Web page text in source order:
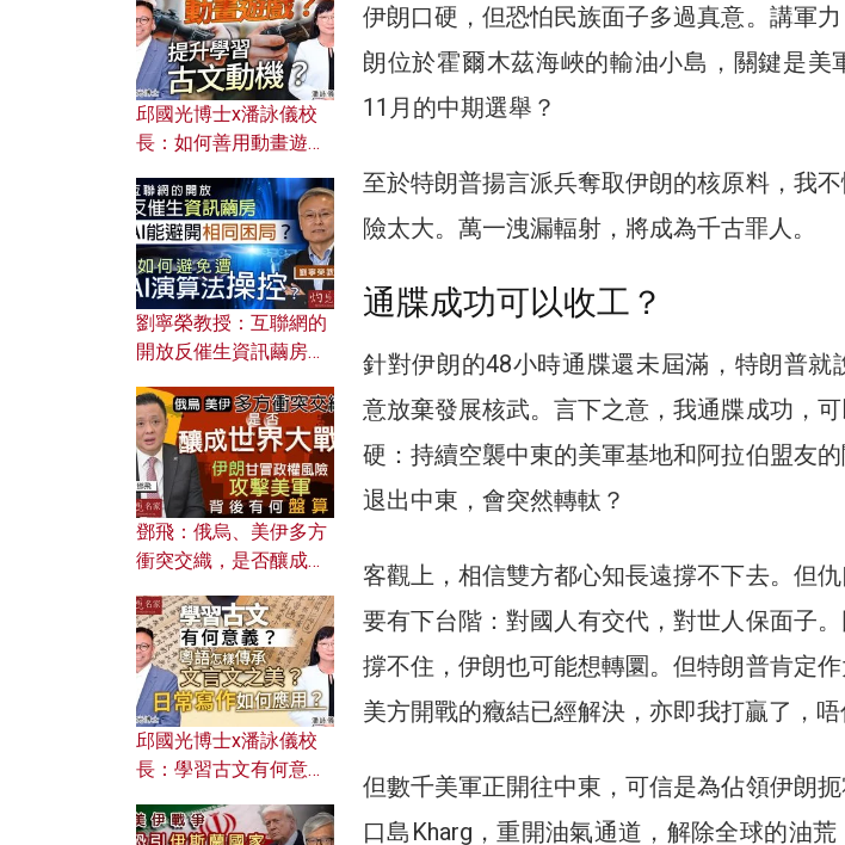
伊朗口硬，但恐怕民族面子多過真意。講軍
朗位於霍爾木茲海峽的輸油小島，關鍵是美
11月的中期選舉？
至於特朗普揚言派兵奪取伊朗的核原料，我
險太大。萬一洩漏輻射，將成為千古罪人。
通牒成功可以收工？
針對伊朗的48小時通牒還未屆滿，特朗普就
意放棄發展核武。言下之意，我通牒成功，
硬：持續空襲中東的美軍基地和阿拉伯盟友
退出中東，會突然轉軚？
客觀上，相信雙方都心知長遠撐不下去。但
要有下台階：對國人有交代，對世人保面子
撐不住，伊朗也可能想轉圜。但特朗普肯定
美方開戰的癥結已經解決，亦即我打贏了，唔
但數千美軍正開往中東，可信是為佔領伊朗
口島Kharg，重開油氣通道，解除全球的油
邱國光博士x潘詠儀校
長：如何善用動畫遊戲
劉寧榮教授：互聯網的
開放反催生資訊繭房，
何避免遭AI演算法操
控？
鄧飛：俄烏、美伊多方
衝突交織，是否釀成世
風險攻擊美軍，背後有
何盤算？
邱國光博士x潘詠儀校
長：學習古文有何意
文之美？ 日常寫作如何